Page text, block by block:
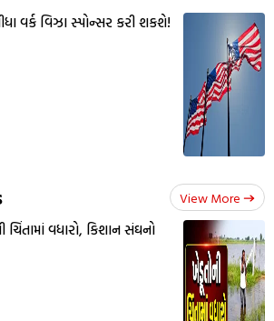
વર્ક વિઝા સ્પોન્સર કરી શકશે!
View More
વધારો, કિશાન સંઘનો